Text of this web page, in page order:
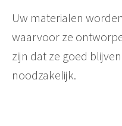
Uw materialen
waarvoor ze
zijn dat ze goed
noodzakelijk.